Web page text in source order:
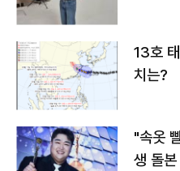
13호
치는?
"속옷
생 돌